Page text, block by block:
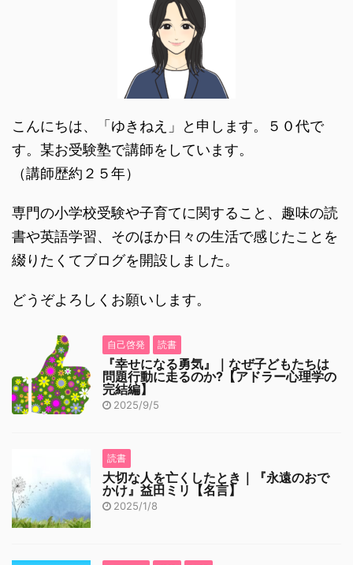
こんにちは、「ゆきねえ」と申します。５０代で
す。某お受験塾で講師をしています。
（講師歴約２５年）
専門の小学校受験や子育てに関すること、趣味の読
書や英語学習、そのほか日々の生活で感じたことを
綴りたくてブログを開設しました。
どうぞよろしくお願いします。
自己啓発 読書
『幸せになる勇気』｜なぜ子どもたちは
問題行動に走るのか?【アドラー心理学の
完結編】
2025/9/5
読書
大切な人を亡くしたとき｜『永遠のおで
かけ』益田ミリ【名言】
2025/1/8